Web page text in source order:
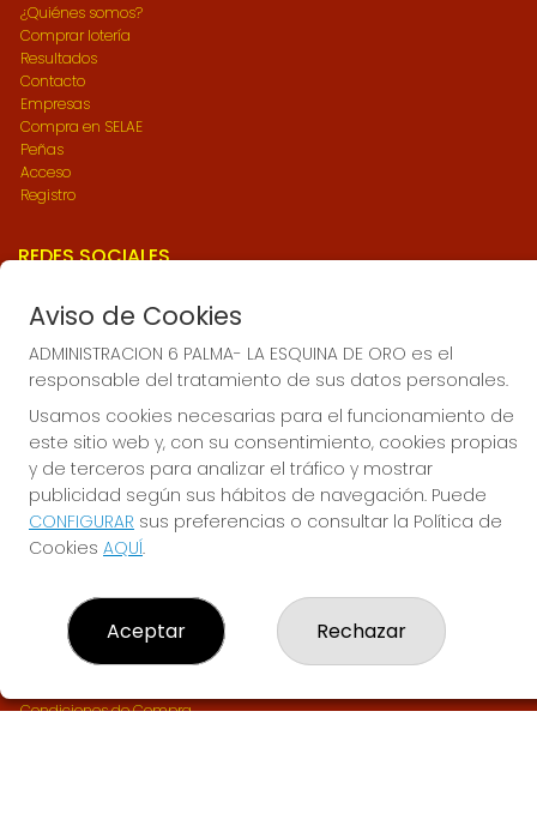
¿Quiénes somos?
Comprar lotería
Resultados
Contacto
Empresas
Compra en SELAE
Peñas
Acceso
Registro
REDES SOCIALES
CONTACTO
ADMINISTRACION DE LOTERIAS Nº6-PALMA DE MALLORCA -
Receptor Oficial 61515-TU LOTERIA SIN COMISIONES
971462258
pedidos@mallorcaloteria.com
AVDA ALEXANDRE ROSSELLO 18
PALMA DE MALLORCA, 07002
(Baleares) España
Aviso Legal
Política de Privacidad
Condiciones de Compra
Aviso de Cookies
ADMINISTRACION 6 PALMA- LA ESQUINA DE ORO es el
responsable del tratamiento de sus datos personales.
Usamos cookies necesarias para el funcionamiento de
este sitio web y, con su consentimiento, cookies propias
y de terceros para analizar el tráfico y mostrar
publicidad según sus hábitos de navegación. Puede
CONFIGURAR sus preferencias o consultar la Política de
Cookies AQUÍ.
Aceptar Rechazar